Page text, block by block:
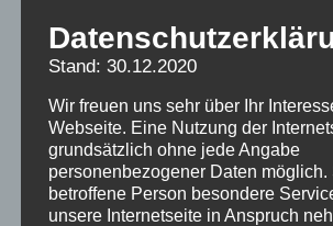
Stand: 30.12.2020
Wir freuen uns sehr über Ihr
Webseite. Eine Nutzung der
grundsätzlich ohne jede Angabe
personenbezogener Daten möglich.
betroffene Person besondere
unsere Internetseite in Anspruch